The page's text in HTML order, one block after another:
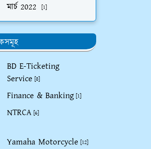
মার্চ 2022 [1]
BD E-Ticketing
Service [8]
Finance & Banking [1]
NTRCA [6]
Yamaha Motorcycle [12]